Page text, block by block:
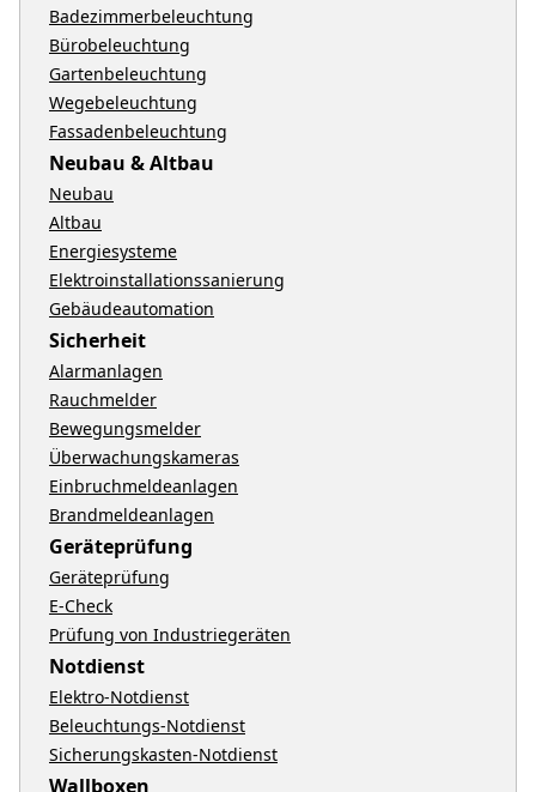
Badezimmerbeleuchtung
Bürobeleuchtung
Gartenbeleuchtung
Wegebeleuchtung
Fassadenbeleuchtung
Neubau & Altbau
Neubau
Altbau
Energiesysteme
Elektroinstallationssanierung
Gebäudeautomation
Sicherheit
Alarmanlagen
Rauchmelder
Bewegungsmelder
Überwachungskameras
Einbruchmeldeanlagen
Brandmeldeanlagen
Geräteprüfung
Geräteprüfung
E-Check
Prüfung von Industriegeräten
Notdienst
Elektro-Notdienst
Beleuchtungs-Notdienst
Sicherungskasten-Notdienst
Wallboxen